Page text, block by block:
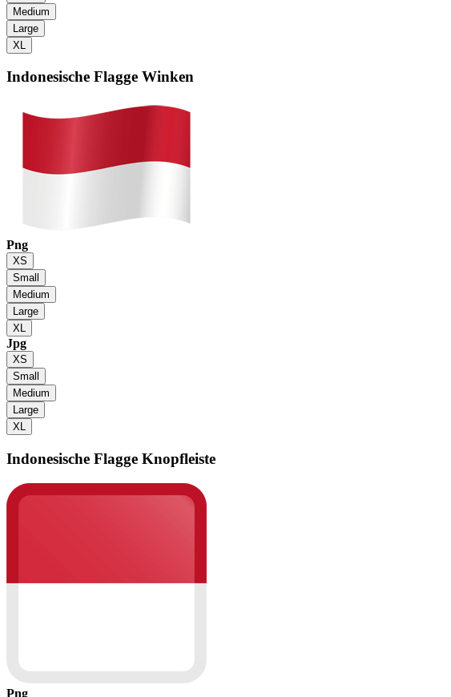
Medium
Large
XL
Indonesische Flagge Winken
Png
XS
Small
Medium
Large
XL
Jpg
XS
Small
Medium
Large
XL
Indonesische Flagge Knopfleiste
Png